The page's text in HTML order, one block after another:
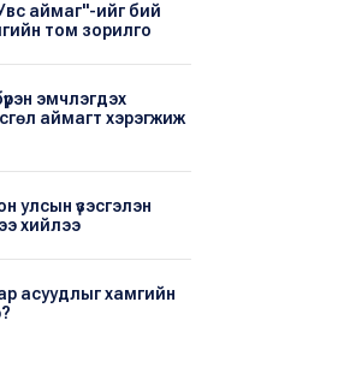
аймаг"-ийг бий
том зорилго
эмчлэгдэх
аймагт хэрэгжиж
улсын үзэсгэлэн
хийлээ
асуудлыг хамгийн